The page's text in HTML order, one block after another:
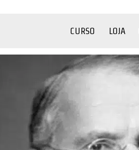
CURSO LOJA